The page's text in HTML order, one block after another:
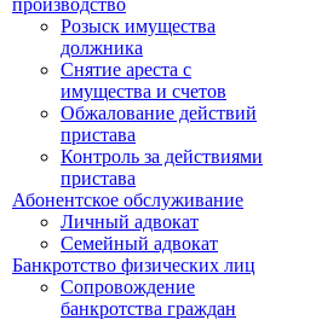
производство
Розыск имущества
должника
Снятие ареста с
имущества и счетов
Обжалование действий
пристава
Контроль за действиями
пристава
Абонентское обслуживание
Личный адвокат
Семейный адвокат
Банкротство физических лиц
Сопровождение
банкротства граждан